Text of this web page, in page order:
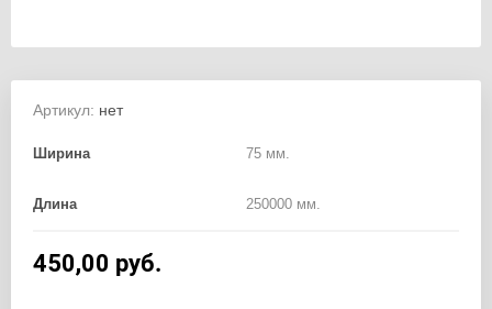
Артикул: нет
Ширина 75 мм.
Длина 250000 мм.
450,00 руб.